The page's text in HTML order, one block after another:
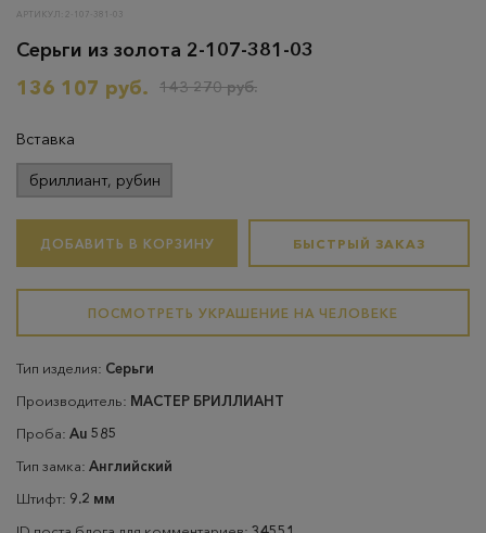
АРТИКУЛ: 2-107-381-03
Серьги из золота 2-107-381-03
136 107 руб.
143 270 руб.
Вставка
бриллиант, рубин
ДОБАВИТЬ В КОРЗИНУ БЫСТРЫЙ ЗАКАЗ
ПОСМОТРЕТЬ УКРАШЕНИЕ НА ЧЕЛОВЕКЕ
Тип изделия: Серьги
Производитель: МАСТЕР БРИЛЛИАНТ
Проба: Au 585
Тип замка: Английский
Штифт: 9.2 мм